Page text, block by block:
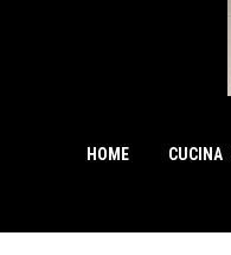
HOME CUCINA